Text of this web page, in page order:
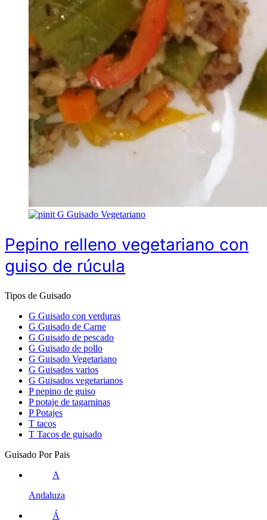
G Guisado Vegetariano
Pepino relleno vegetariano con
guiso de rúcula
Tipos de Guisado
G Guisado con verduras
G Guisado de Carne
G Guisado de pescado
G Guisado de pollo
G Guisado Vegetariano
G Guisados varios
G Guisados vegetarianos
P pepino de guiso
P potaje de tagarninas
P Potajes
T tacos
T Tacos de guisado
Guisado Por Pais
A
Andaluza
Á